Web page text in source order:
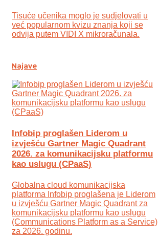
Tisuće učenika moglo je sudjelovati u
već popularnom kvizu znanja koji se
odvija putem VIDI X mikroračunala.
Najave
Infobip proglašen Liderom u
izvješću Gartner Magic Quadrant
2026. za komunikacijsku platformu
kao uslugu (CPaaS)
Globalna cloud komunikacijska
platforma Infobip proglašena je Liderom
u izvješću Gartner Magic Quadrant za
komunikacijsku platformu kao uslugu
(Communications Platform as a Service)
za 2026. godinu.